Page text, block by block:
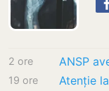
2 ore
19 ore